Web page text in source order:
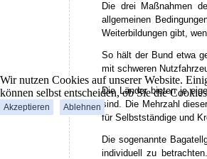
Die drei Maßnahmen
allgemeinen
Weiterbildungen gibt,
So hält der Bund etwa
mit schweren
Die Länder bieten je
sind. Die Mehrzahl
für Selbstständige und
Die sogenannte
individuell zu
Wir nutzen Cookies auf unserer Website.
können selbst entscheiden, ob Sie die
Akzeptieren Ablehnen